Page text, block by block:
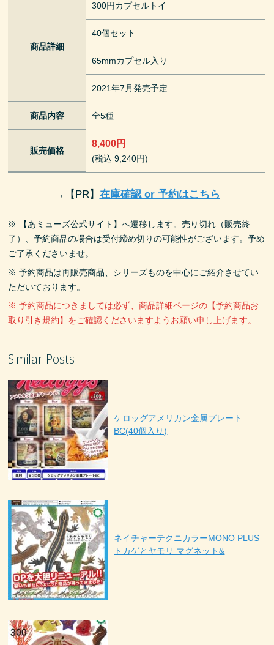
商品詳細
300円カプセルトイ
40個セット
65mmカプセル入り
2021年7月発売予定
商品内容 全5種
販売価格
8,400円
(税込 9,240円)
→ 【PR】 在庫確認 or 予約はこちら
※ 【あミューズ公式サイト】へ遷移します。売り切れ（販売終
了）、予約商品の場合は受付締め切りの可能性がございます。予め
ご了承くださいませ。
※ 予約商品は再販売商品、シリーズものを中心にご紹介させてい
ただいております。
※ 予約商品につきましては必ず、商品詳細ページの【予約商品お
取り引き規約】をご確認くださいますようお願い申し上げます。
Similar Posts:
ケロッグアメリカン金属プレート
BC(40個入り)
ネイチャーテクニカラーMONO PLUS
トカゲとヤモリ マグネット&